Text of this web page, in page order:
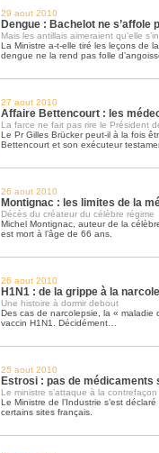
29 aout 2010
Dengue : Bachelot ne s’affole
Mais les antillais aimeraient qu’elle
La Ministre a-t-elle tiré les leçons de
dengue ne la rend pas folle
27 aout 2010
Affaire Bettencourt : les
La farce ne fait pas rire le Président
Le Pr Gilles Brücker peut-il à la fois
Bettencourt et son exécuteur
26 aout 2010
Montignac : les limites de la
Décès du créateur du célèbre régime
Michel Montignac, auteur de la
est mort à l’âge de 66 ans.
26 aout 2010
H1N1 : de la grippe à la
Une histoire à dormir debout
Des cas de narcolepsie, la « maladie
vaccin H1N1. Décidément…
25 aout 2010
Estrosi : pas de médicaments
Le ministre s’attaque à la contrefaçon
Le Ministre de l’Industrie s’est
certains sites français.